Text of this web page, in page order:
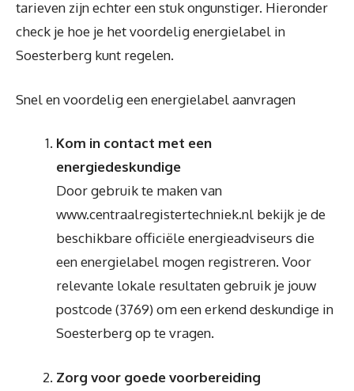
tarieven zijn echter een stuk ongunstiger. Hieronder
check je hoe je het voordelig energielabel in
Soesterberg kunt regelen.
Snel en voordelig een energielabel aanvragen
Kom in contact met een
energiedeskundige
Door gebruik te maken van
www.centraalregistertechniek.nl bekijk je de
beschikbare officiële energieadviseurs die
een energielabel mogen registreren. Voor
relevante lokale resultaten gebruik je jouw
postcode (3769) om een erkend deskundige in
Soesterberg op te vragen.
Zorg voor goede voorbereiding